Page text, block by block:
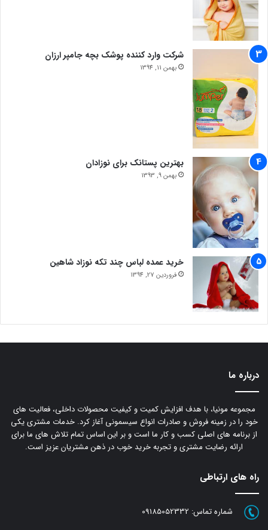
شرکت وارد کننده پوشک بچه جامپر ارزان
بهمن 11, 1394
بهترین پستانک برای نوزادان
بهمن 9, 1393
خرید عمده لباس چند تکه نوزاد شاهین
فروردین 27, 1394
درباره ما
مجموعه مونیا، با هدف افزایش کمیت و کیفیت محصولات داخلی، فعالیت های
خود را در زمینه فروش و صادرات انواع سیسمونی آغاز کرد. خدمات مشتری یکی
از برنامه های اصلی کسب و کار ما است و بر این اساس تمام تلاش های ما برای
ارائه رضایت مشتری و تجربه خرید خوب در ذهن مشتریان عزیز است.
راه های ارتباطی
شماره تماس: 09185052332